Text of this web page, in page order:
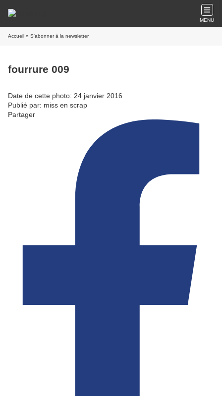
MENU
Accueil » S'abonner à la newsletter
fourrure 009
Date de cette photo: 24 janvier 2016
Publié par: miss en scrap
Partager